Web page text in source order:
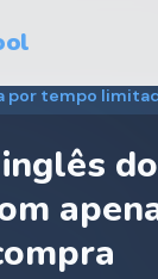
por tempo
do